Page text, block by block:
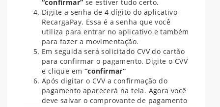
“confirmar” se estiver tudo certo.
Digite a senha de 4 dígito do aplicativo
RecargaPay. Essa é a senha que você
utiliza para entrar no aplicativo e também
para fazer a movimentação.
Em seguida será solicitado CVV do cartão
para confirmar o pagamento. Digite o CVV
e clique em “confirmar”
Após digitar o CVV a confirmação do
pagamento aparecerá na tela. Agora você
deve salvar o comprovante de pagamento